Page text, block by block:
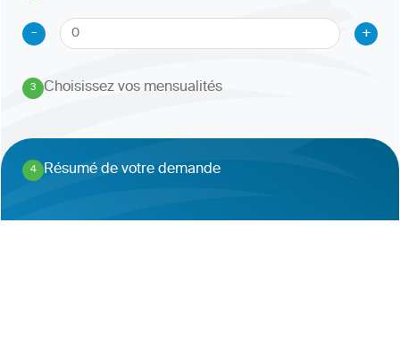
-
+
3
. Choisissez vos mensualités
4
. Résumé de votre demande